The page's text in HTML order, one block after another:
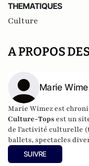
THEMATIQUES
Culture
A PROPOS
Marie
Marie Wimez est
Culture-Tops est un
de l'activité culturelle
ballets, spectacles
Culture-Tops a été créé
Paugam, journaliste et
SUIVRE